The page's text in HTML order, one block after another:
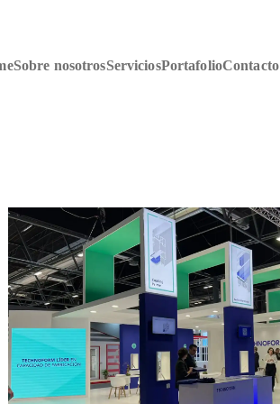
Sobre nosotrosServiciosPortafolioContacto